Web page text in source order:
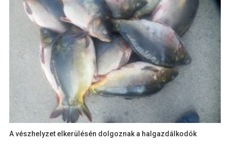
A vészhelyzet elkerülésén dolgoznak a halgazdálkodók